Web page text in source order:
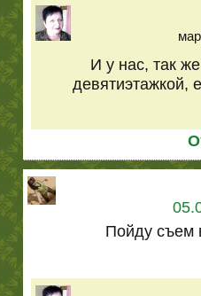
И у нас, так
девятиэтажкой,
Пойду съем